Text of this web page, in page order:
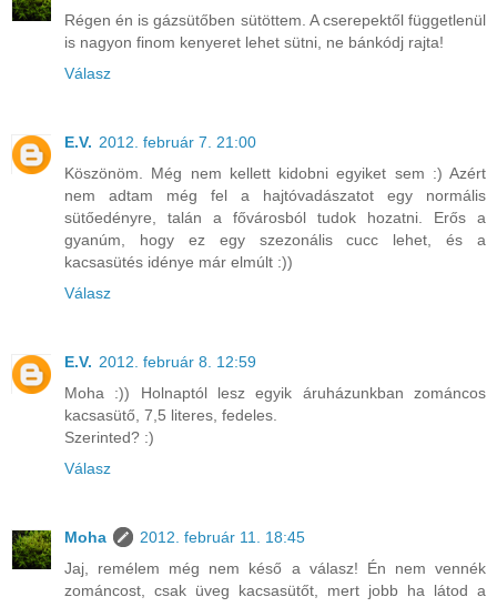
Régen én is gázsütőben sütöttem. A cserepektől függetlenül
is nagyon finom kenyeret lehet sütni, ne bánkódj rajta!
Válasz
E.V. 2012. február 7. 21:00
Köszönöm. Még nem kellett kidobni egyiket sem :) Azért
nem adtam még fel a hajtóvadászatot egy normális
sütőedényre, talán a fővárosból tudok hozatni. Erős a
gyanúm, hogy ez egy szezonális cucc lehet, és a
kacsasütés idénye már elmúlt :))
Válasz
E.V. 2012. február 8. 12:59
Moha :)) Holnaptól lesz egyik áruházunkban zománcos
kacsasütő, 7,5 literes, fedeles.
Szerinted? :)
Válasz
Moha
2012. február 11. 18:45
Jaj, remélem még nem késő a válasz! Én nem vennék
zománcost, csak üveg kacsasütőt, mert jobb ha látod a